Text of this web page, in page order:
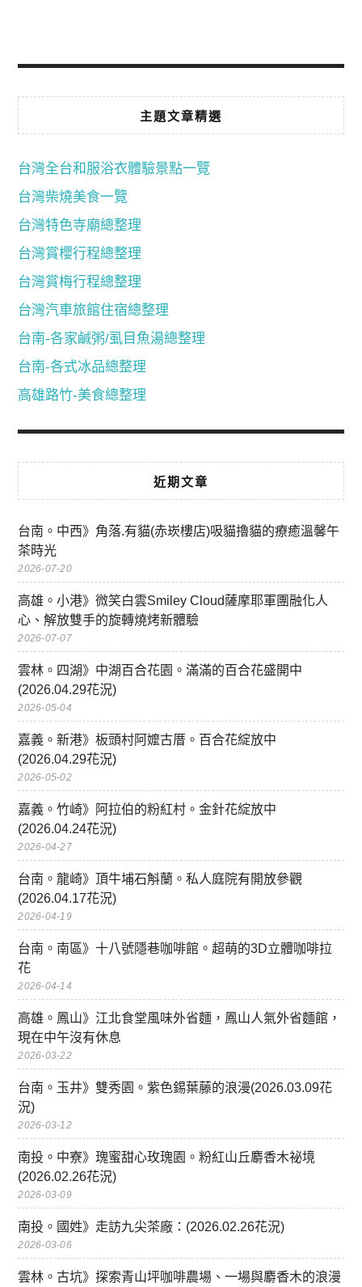
主題文章精選
台灣全台和服浴衣體驗景點一覽
台灣柴燒美食一覽
台灣特色寺廟總整理
台灣賞櫻行程總整理
台灣賞梅行程總整理
台灣汽車旅館住宿總整理
台南-各家鹹粥/虱目魚湯總整理
台南-各式冰品總整理
高雄路竹-美食總整理
近期文章
台南。中西》角落.有貓(赤崁樓店)吸貓擼貓的療癒溫馨午
茶時光
2026-07-20
高雄。小港》微笑白雲Smiley Cloud薩摩耶軍團融化人
心、解放雙手的旋轉燒烤新體驗
2026-07-07
雲林。四湖》中湖百合花園。滿滿的百合花盛開中
(2026.04.29花況)
2026-05-04
嘉義。新港》板頭村阿嬤古厝。百合花綻放中
(2026.04.29花況)
2026-05-02
嘉義。竹崎》阿拉伯的粉紅村。金針花綻放中
(2026.04.24花況)
2026-04-27
台南。龍崎》頂牛埔石斛蘭。私人庭院有開放參觀
(2026.04.17花況)
2026-04-19
台南。南區》十八號隱巷咖啡館。超萌的3D立體咖啡拉
花
2026-04-14
高雄。鳳山》江北食堂風味外省麵，鳳山人氣外省麵館，
現在中午沒有休息
2026-03-22
台南。玉井》雙秀園。紫色錫葉藤的浪漫(2026.03.09花
況)
2026-03-12
南投。中寮》瑰蜜甜心玫瑰園。粉紅山丘麝香木祕境
(2026.02.26花況)
2026-03-09
南投。國姓》走訪九尖茶廠：(2026.02.26花況)
2026-03-06
雲林。古坑》探索青山坪咖啡農場、一場與麝香木的浪漫